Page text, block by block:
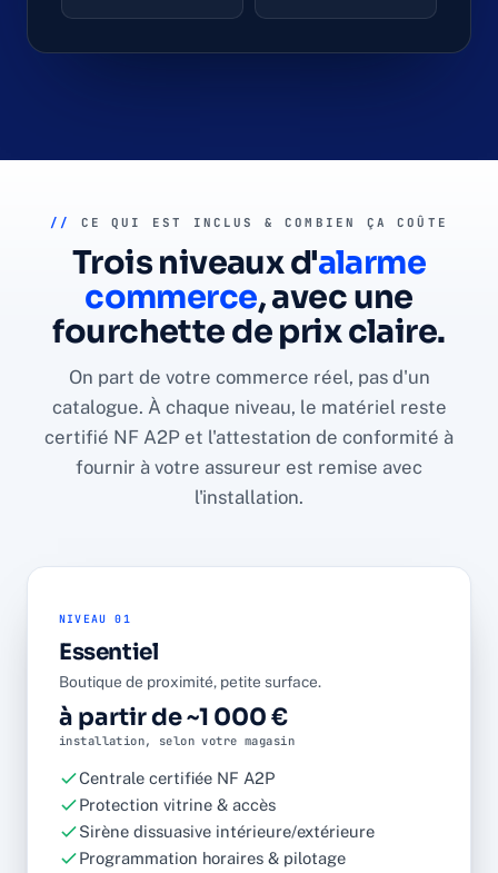
// CE QUI EST INCLUS & COMBIEN ÇA COÛTE
Trois niveaux d'alarme
commerce, avec une
fourchette de prix claire.
On part de votre commerce réel, pas d'un
catalogue. À chaque niveau, le matériel reste
certifié NF A2P et l'attestation de conformité à
fournir à votre assureur est remise avec
l'installation.
NIVEAU 01
Essentiel
Boutique de proximité, petite surface.
à partir de ~1 000 €
installation, selon votre magasin
Centrale certifiée NF A2P
Protection vitrine & accès
Sirène dissuasive intérieure/extérieure
Programmation horaires & pilotage